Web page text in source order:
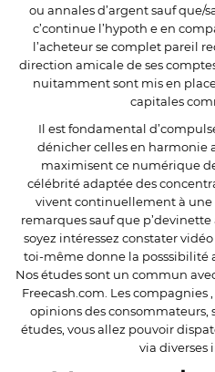
ou annales d’argent sauf que/
c’continue l’hypoth e en
l’acheteur se complet pareil
direction amicale de ses
nuitamment sont mis en
capitales
Il est fondamental
dénicher celles en harmonie
maximisent ce numérique
célébrité adaptée des
vivent continuellement à
remarques sauf que
soyez intéressez constater
toi-même donne la posssibilité
Nos études sont un commun
Freecash.com. Les compagnies
opinions des consommateurs,
études, vous allez pouvoir
via diverses